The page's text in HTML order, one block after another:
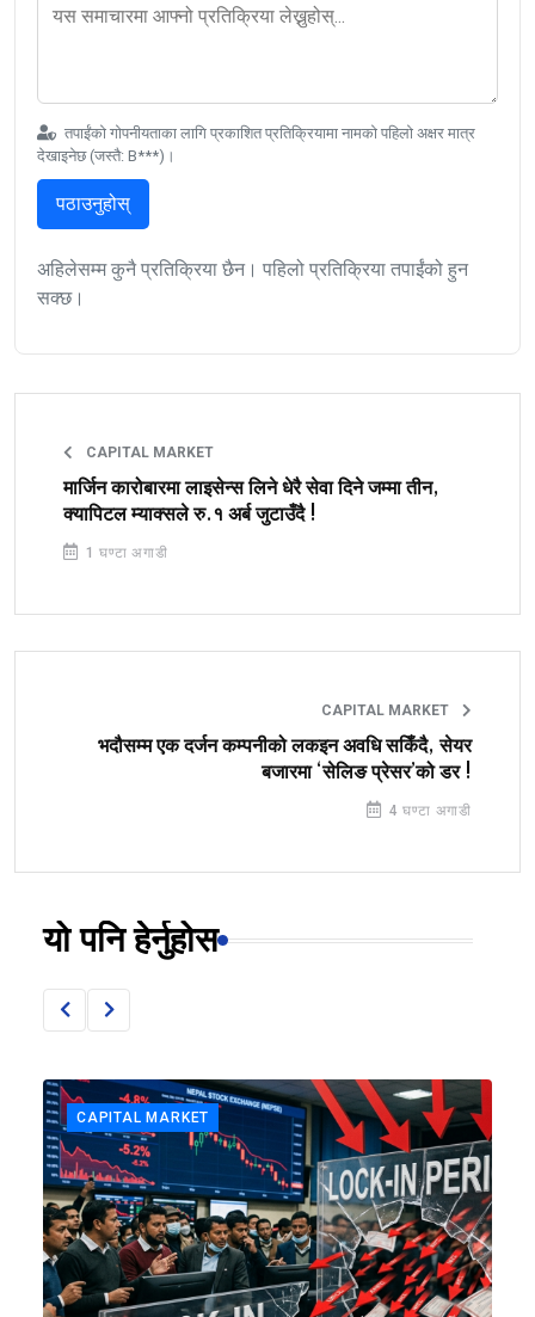
तपाईंको गोपनीयताका लागि प्रकाशित प्रतिक्रियामा नामको पहिलो अक्षर मात्र
देखाइनेछ (जस्तै: B***)।
पठाउनुहोस्
अहिलेसम्म कुनै प्रतिक्रिया छैन। पहिलो प्रतिक्रिया तपाईंको हुन
सक्छ।
CAPITAL MARKET
मार्जिन कारोबारमा लाइसेन्स लिने धेरै सेवा दिने जम्मा तीन,
क्यापिटल म्याक्सले रु.१ अर्ब जुटाउँदै !
1 घण्टा अगाडी
CAPITAL MARKET
भदौसम्म एक दर्जन कम्पनीको लकइन अवधि सकिँदै, सेयर
बजारमा ‘सेलिङ प्रेसर’को डर !
4 घण्टा अगाडी
यो पनि हेर्नुहोस
CAPITAL MARKET